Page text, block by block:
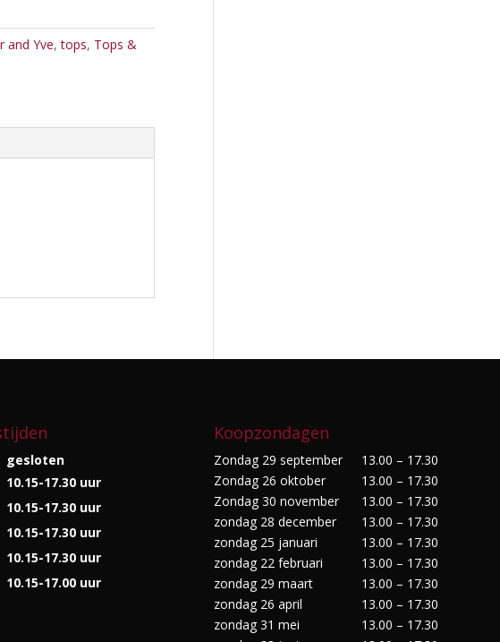
and Yve,tops, Tops &
gesloten
10.15-17.30 uur
10.15-17.30 uur
10.15-17.30 uur
10.15-17.30 uur
10.15-17.00 uur
Koopzondagen
Zondag 29 september
13.00 – 17.30
Zondag 26 oktober
13.00 – 17.30
Zondag 30 november
13.00 – 17.30
zondag 28 december
13.00 – 17.30
zondag 25 januari
13.00 – 17.30
zondag 22 februari
13.00 – 17.30
zondag 29 maart
13.00 – 17.30
zondag 26 april
13.00 – 17.30
zondag 31 mei
13.00 – 17.30